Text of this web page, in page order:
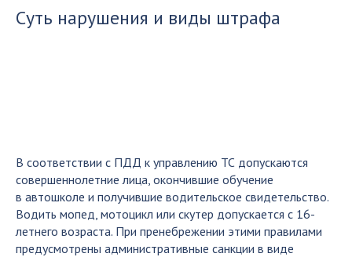
Суть нарушения и виды штрафа
В соответствии с ПДД к управлению ТС допускаются
совершеннолетние лица, окончившие обучение
в автошколе и получившие водительское свидетельство.
Водить мопед, мотоцикл или скутер допускается с 16-
летнего возраста. При пренебрежении этими правилами
предусмотрены административные санкции в виде